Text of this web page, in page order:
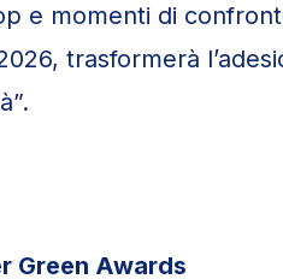
e momenti di
trasformerà
Green Awards